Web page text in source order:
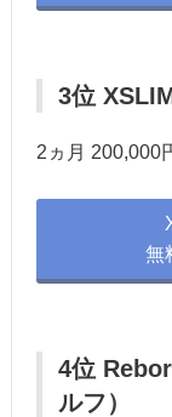
3位
2ヵ月 200,000
無
4位
ルフ）